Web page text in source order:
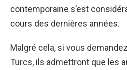
contemporaine s’est
cours des dernières années.
Malgré cela, si vous
Turcs, ils admettront que les